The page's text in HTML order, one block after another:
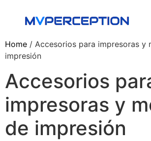
Home / Accesorios para impresoras y
impresión
Accesorios
impresoras y
de impresión